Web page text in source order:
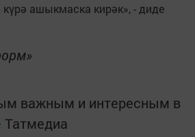
ашыкмаска кирәк», - диде
важным и интересным в
Татмедиа